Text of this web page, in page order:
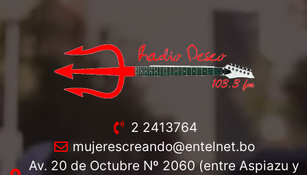
2 2413764
mujerescreando@entelnet.bo
Av. 20 de Octubre Nº 2060 (entre Aspiazu y